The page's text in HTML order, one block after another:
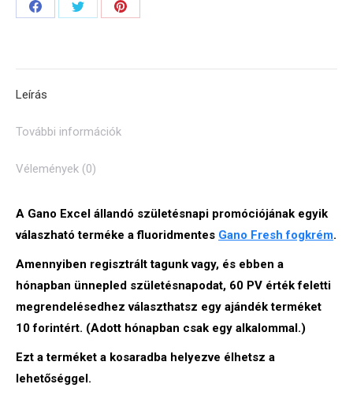
Share
Share
Share
Leírás
További információk
Vélemények (0)
A Gano Excel állandó születésnapi promóciójának egyik
válaszható terméke a fluoridmentes Gano Fresh fogkrém.
Amennyiben regisztrált tagunk vagy, és ebben a
hónapban ünnepled születésnapodat, 60 PV érték feletti
megrendelésedhez választhatsz egy ajándék terméket
10 forintért. (Adott hónapban csak egy alkalommal.)
Ezt a terméket a kosaradba helyezve élhetsz a
lehetőséggel.